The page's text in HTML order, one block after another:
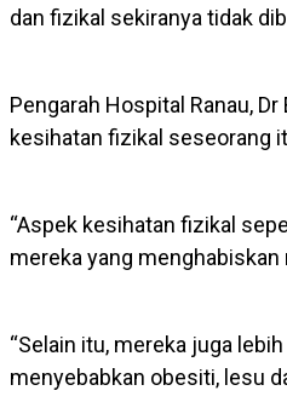
dan fizikal sekiranya tidak
Pengarah Hospital Ranau,
kesihatan fizikal seseorang
“Aspek kesihatan fizikal
mereka yang menghabiskan
“Selain itu, mereka juga
menyebabkan obesiti, lesu